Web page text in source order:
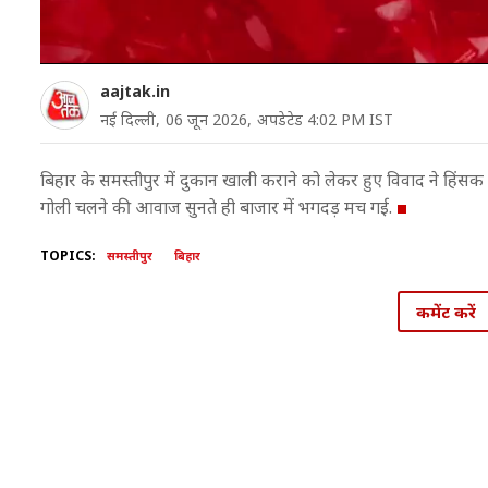
aajtak.in
नई दिल्ली, 06 जून 2026, अपडेटेड 4:02 PM IST
बिहार के समस्तीपुर में दुकान खाली कराने को लेकर हुए विवाद ने
गोली चलने की आवाज सुनते ही बाजार में भगदड़ मच गई.
TOPICS: समस्तीपुर बिहार
कमेंट करें